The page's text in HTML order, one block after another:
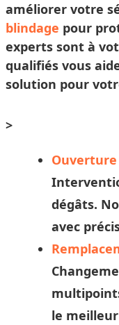
améliorer votre
blindage pour
experts sont à
qualifiés vous
solution pour
>
dégâts.
avec
le